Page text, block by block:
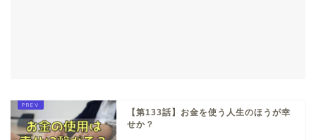
【第133話】お金を使う人生のほうが幸
せか？